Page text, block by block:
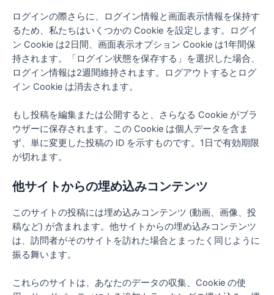
ログインの際さらに、ログイン情報と画面表示情報を保持す
るため、私たちはいくつかの Cookie を設定します。ログイ
ン Cookie は2日間、画面表示オプション Cookie は1年間保
持されます。「ログイン状態を保存する」を選択した場合、
ログイン情報は2週間維持されます。ログアウトするとログ
イン Cookie は消去されます。
もし投稿を編集または公開すると、さらなる Cookie がブラ
ウザーに保存されます。この Cookie は個人データを含ま
ず、単に変更した投稿の ID を示すものです。1日で有効期限
が切れます。
他サイトからの埋め込みコンテンツ
このサイトの投稿には埋め込みコンテンツ (動画、画像、投
稿など) が含まれます。他サイトからの埋め込みコンテンツ
は、訪問者がそのサイトを訪れた場合とまったく同じように
振る舞います。
これらのサイトは、あなたのデータの収集、Cookie の使